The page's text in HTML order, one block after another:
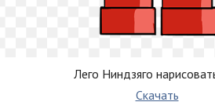
Лего Ниндзяго
Скачать